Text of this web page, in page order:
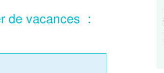
de vacances :